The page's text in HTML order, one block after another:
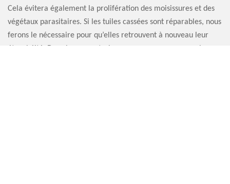
Cela évitera également la prolifération des moisissures et des
végétaux parasitaires. Si les tuiles cassées sont réparables, nous
ferons le nécessaire pour qu’elles retrouvent à nouveau leur